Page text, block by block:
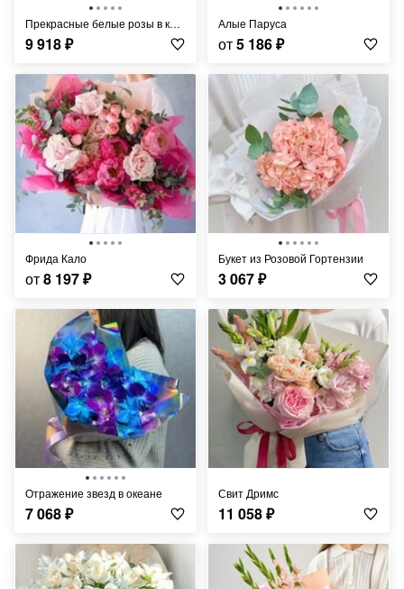
Прекрасные белые розы в корзине
9 918₽
Алые Паруса
от5 186₽
Фрида Кало
от8 197₽
Букет из Розовой Гортензии
3 067₽
Отражение звезд в океане
7 068₽
Свит Дримс
11 058₽